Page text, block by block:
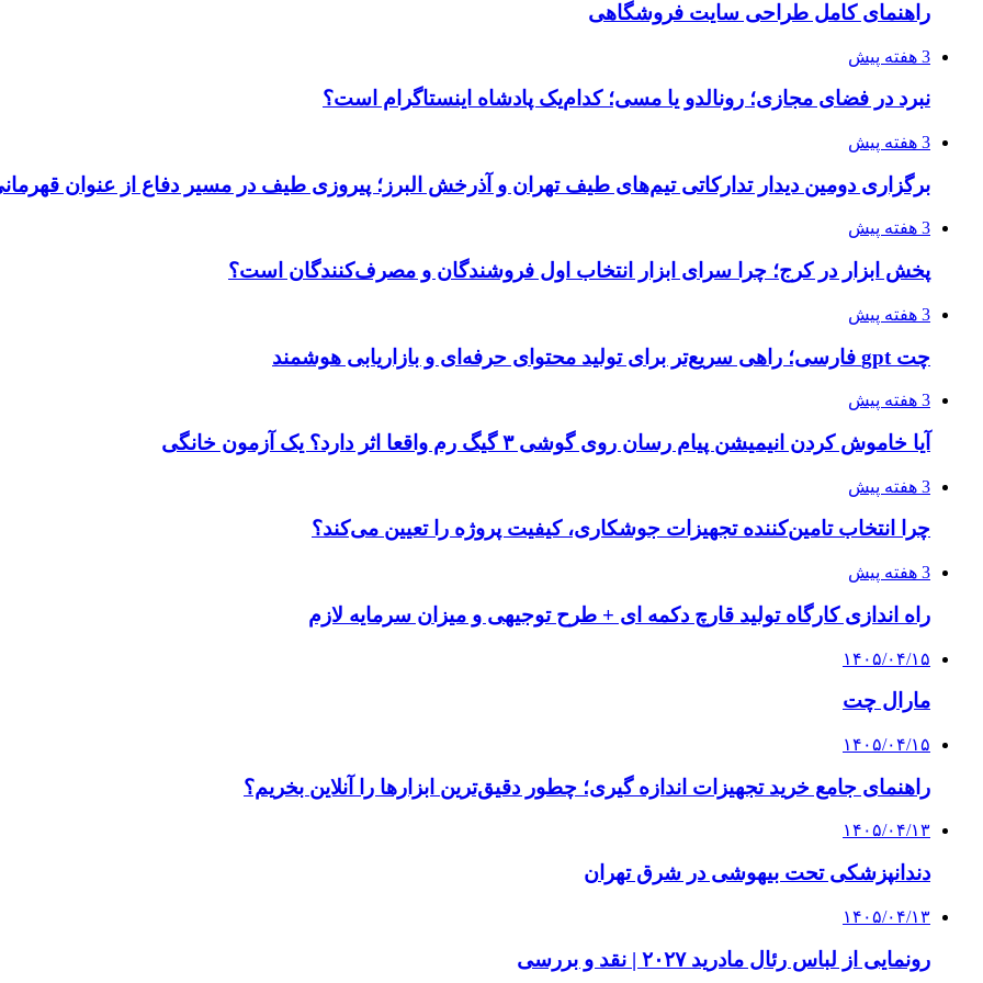
راهنمای کامل طراحی سایت فروشگاهی
3 هفته پیش
نبرد در فضای مجازی؛ رونالدو یا مسی؛ کدام‌یک پادشاه اینستاگرام است؟
3 هفته پیش
برگزاری دومین دیدار تدارکاتی تیم‌های طیف تهران و آذرخش البرز؛ پیروزی طیف در مسیر دفاع از عنوان
3 هفته پیش
پخش ابزار در کرج؛ چرا سرای ابزار انتخاب اول فروشندگان و مصرف‌کنندگان است؟
3 هفته پیش
چت gpt فارسی؛ راهی سریع‌تر برای تولید محتوای حرفه‌ای و بازاریابی هوشمند
3 هفته پیش
آیا خاموش کردن انیمیشن پیام رسان روی گوشی ۳ گیگ رم واقعا اثر دارد؟ یک آزمون خانگی
3 هفته پیش
چرا انتخاب تامین‌کننده تجهیزات جوشکاری، کیفیت پروژه را تعیین می‌کند؟
3 هفته پیش
راه اندازی کارگاه تولید قارچ دکمه ای + طرح توجیهی و میزان سرمایه لازم
۱۴۰۵/۰۴/۱۵
مارال چت
۱۴۰۵/۰۴/۱۵
راهنمای جامع خرید تجهیزات اندازه گیری؛ چطور دقیق‌ترین ابزارها را آنلاین بخریم؟
۱۴۰۵/۰۴/۱۳
دندانپزشکی تحت بیهوشی در شرق تهران
۱۴۰۵/۰۴/۱۳
رونمایی از لباس رئال مادرید ۲۰۲۷ | نقد و بررسی